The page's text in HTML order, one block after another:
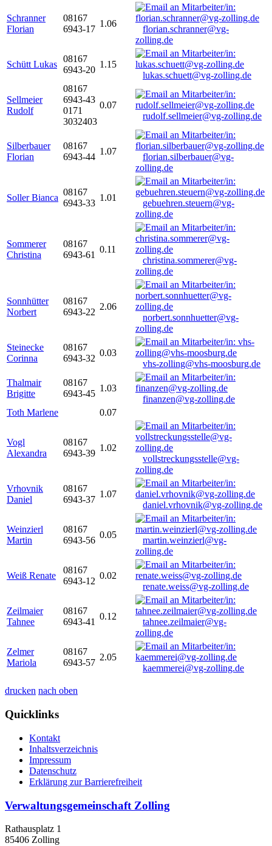
Schranner
Florian
08167
6943-17
1.06
florian.schranner@vg-
zolling.de
Schütt Lukas
08167
6943-20
1.15
lukas.schuett@vg-zolling.de
Sellmeier
Rudolf
08167
6943-43
0171
3032403
0.07
rudolf.sellmeier@vg-zolling.de
Silberbauer
Florian
08167
6943-44
1.07
florian.silberbauer@vg-
zolling.de
Soller Bianca
08167
6943-33
1.01
gebuehren.steuern@vg-
zolling.de
Sommerer
Christina
08167
6943-61
0.11
christina.sommerer@vg-
zolling.de
Sonnhütter
Norbert
08167
6943-22
2.06
norbert.sonnhuetter@vg-
zolling.de
Steinecke
Corinna
08167
6943-32
0.03
vhs-zolling@vhs-moosburg.de
Thalmair
Brigitte
08167
6943-45
1.03
finanzen@vg-zolling.de
Toth Marlene
0.07
Vogl
Alexandra
08167
6943-39
1.02
vollstreckungsstelle@vg-
zolling.de
Vrhovnik
Daniel
08167
6943-37
1.07
daniel.vrhovnik@vg-zolling.de
Weinzierl
Martin
08167
6943-56
0.05
martin.weinzierl@vg-
zolling.de
Weiß Renate
08167
6943-12
0.02
renate.weiss@vg-zolling.de
Zeilmaier
Tahnee
08167
6943-41
0.12
tahnee.zeilmaier@vg-
zolling.de
Zelmer
Mariola
08167
6943-57
2.05
kaemmerei@vg-zolling.de
drucken nach oben
Quicklinks
Kontakt
Inhaltsverzeichnis
Impressum
Datenschutz
Erklärung zur Barrierefreiheit
Verwaltungsgemeinschaft Zolling
Rathausplatz 1
85406 Zolling